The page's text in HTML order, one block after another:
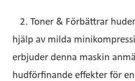
2. Toner & Förbättrar
hjälp av milda
erbjuder denna maskin
hudförfinande effekter för